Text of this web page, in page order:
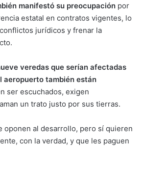
manifestó su preocupación por
estatal en contratos vigentes, lo
jurídicos y frenar la
veredas que serían afectadas
aeropuerto también están
ser escuchados, exigen
un trato justo por sus tierras.
oponen al desarrollo, pero sí quieren
con la verdad, y que les paguen